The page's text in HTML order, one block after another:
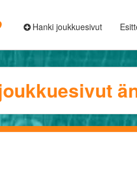
Hanki joukkuesivut